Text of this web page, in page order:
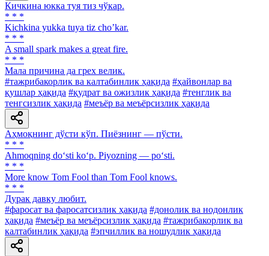
Кичкина юкка туя тиз чўкар.
* * *
Kichkina yukka tuya tiz choʼkar.
* * *
A small spark makes a great fire.
* * *
Мала причина да грех велик.
#тажрибакорлик ва калтабинлик ҳақида #ҳайвонлар ва
қушлар ҳақида #қудрат ва ожизлик ҳақида #тенглик ва
тенгсизлик ҳақида #меъёр ва меъёрсизлик ҳақида
Аҳмоқнинг дўсти кўп. Пиёзнинг — пўсти.
* * *
Ahmoqning do‘sti ko‘p. Piyozning — po‘sti.
* * *
More know Tom Fool than Тоm Fool knows.
* * *
Дурак давку любит.
#фаросат ва фаросатсизлик ҳақида #донолик ва нодонлик
ҳақида #меъёр ва меъёрсизлик ҳақида #тажрибакорлик ва
калтабинлик ҳақида #эпчиллик ва ношудлик ҳақида